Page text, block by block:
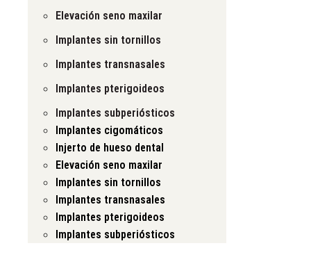
Elevación seno maxilar
Implantes sin tornillos
Implantes transnasales
Implantes pterigoideos
Implantes subperiósticos
Implantes cigomáticos
Injerto de hueso dental
Elevación seno maxilar
Implantes sin tornillos
Implantes transnasales
Implantes pterigoideos
Implantes subperiósticos